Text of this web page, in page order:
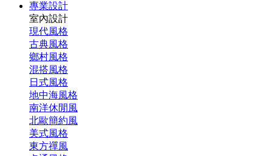
專業設計
室內設計
現代風格
古典風格
鄉村風格
混搭風格
日式風格
地中海風格
南洋休閒風
北歐簡約風
美式風格
東方禪風